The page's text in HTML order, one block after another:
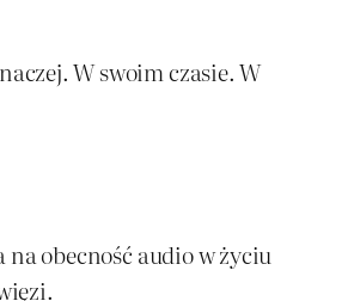
W swoim czasie. W
obecność audio w życiu